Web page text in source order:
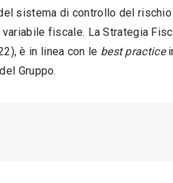
sistema di controllo del
fiscale. La Strategia
è in linea con le best practice
Gruppo.